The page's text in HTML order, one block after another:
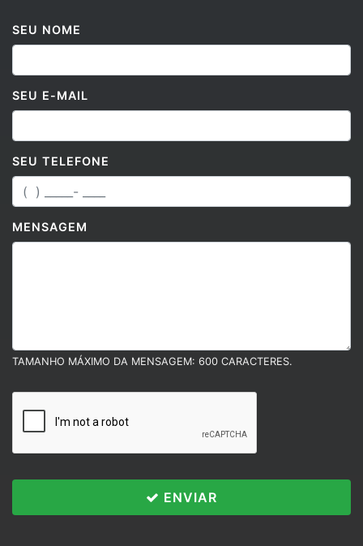
TAMANHO MÁXIMO DA MENSAGEM: 600 CARACTERES.
ENVIAR
Políticas e Termos